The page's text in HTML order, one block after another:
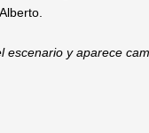
y aparece